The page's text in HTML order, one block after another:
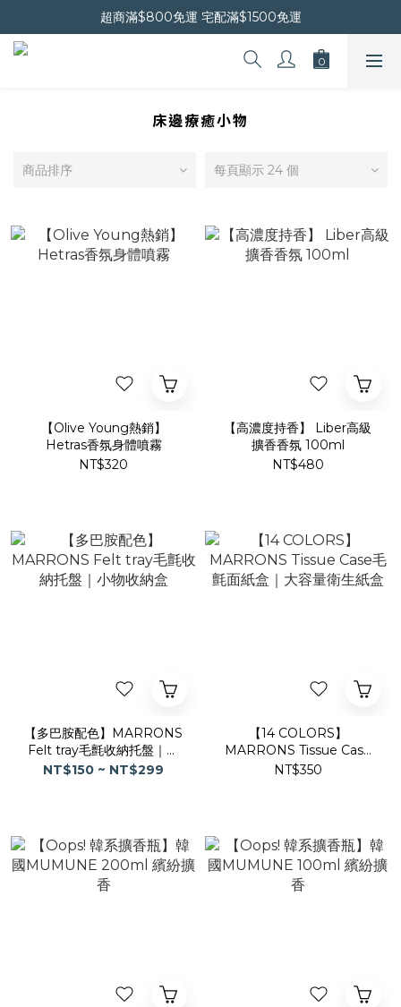
晚安會員新上線｜新會員現折$30
超商滿$800免運 宅配滿$1500免運
晚安會員新上線｜新會員現折$30
床邊療癒小物
商品排序 每頁顯示 24 個
【Olive Young熱銷】
Hetras香氛身體噴霧
NT$320
【高濃度持香】 Liber高級
擴香香氛 100ml
NT$480
【多巴胺配色】MARRONS
Felt tray毛氈收納托盤｜小
物收納盒
NT$150 ~ NT$299
【14 COLORS】
MARRONS Tissue Case
毛氈面紙盒｜大容量衛生紙
NT$350